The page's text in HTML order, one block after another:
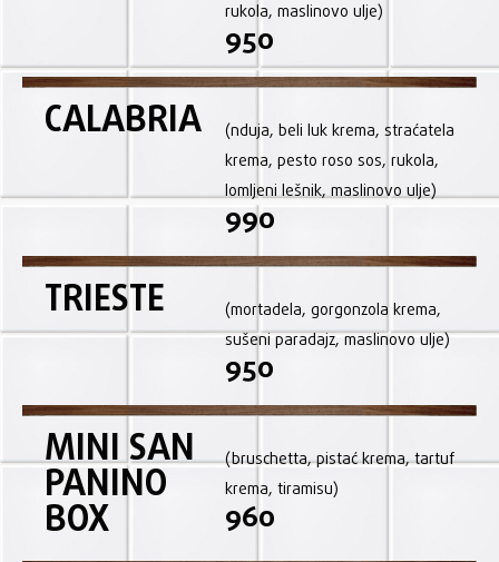
rukola, maslinovo ulje)
950
CALABRIA
(nduja, beli luk krema, straćatela
krema, pesto roso sos, rukola,
lomljeni lešnik, maslinovo ulje)
990
TRIESTE
(mortadela, gorgonzola krema,
sušeni paradajz, maslinovo ulje)
950
MINI SAN
PANINO
BOX
(bruschetta, pistać krema, tartuf
krema, tiramisu)
960